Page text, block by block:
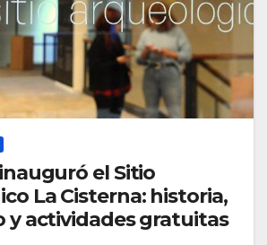
el Sitio
La Cisterna: historia,
y actividades gratuitas